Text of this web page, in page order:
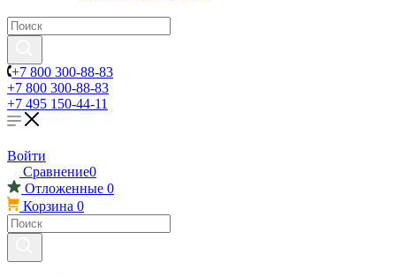
+7 800 300-88-83
+7 800 300-88-83
+7 495 150-44-11
Войти
Сравнение0
Отложенные 0
Корзина 0